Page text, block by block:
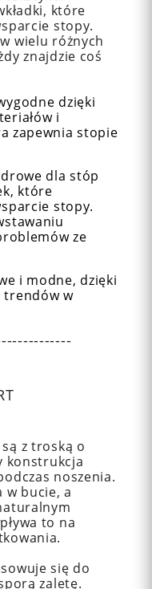
które
stopy.
wielu różnych
znajdzie coś
dzięki
i
zapewnia stopie
dla stóp
które
stopy.
ze
i modne, dzięki
trendów w
z troską o
konstrukcja
noszenia.
w bucie, a
to na
się do
zaletę.